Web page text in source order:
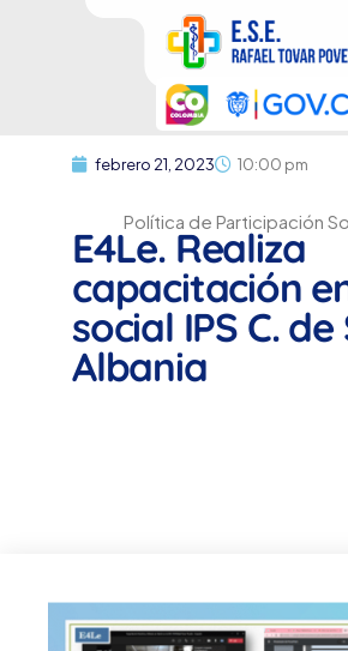
febrero 21, 2023 10:00 pm
Política de Participación
E4Le. Realiza
capacitación
social IPS C.
Albania